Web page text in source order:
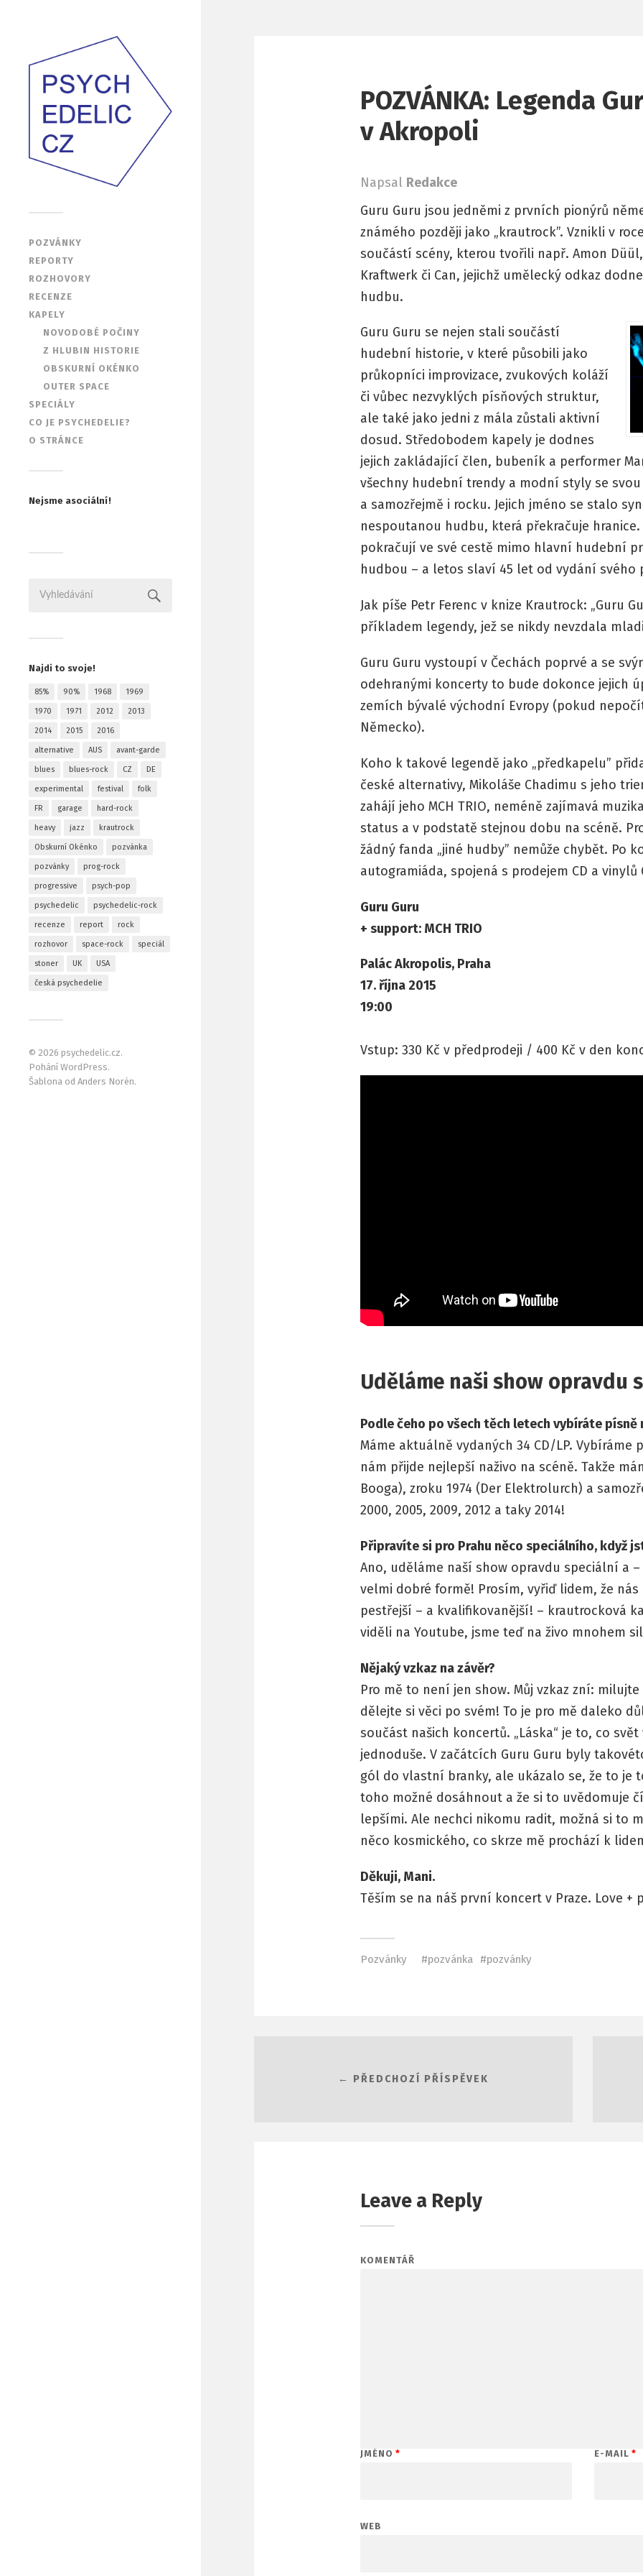
POZVÁNKY
REPORTY
ROZHOVORY
RECENZE
KAPELY
NOVODOBÉ POČINY
Z HLUBIN HISTORIE
OBSKURNÍ OKÉNKO
OUTER SPACE
SPECIÁLY
CO JE PSYCHEDELIE?
O STRÁNCE
Nejsme asociální!
Najdi to svoje!
85% 90% 1968 1969
1970 1971 2012 2013
2014 2015 2016
alternative AUS avant-garde
blues blues-rock CZ DE
experimental festival folk
FR garage hard-rock
heavy jazz krautrock
Obskurní Okénko pozvánka
pozvánky prog-rock
progressive psych-pop
psychedelic psychedelic-rock
recenze report rock
rozhovor space-rock speciál
stoner UK USA
česká psychedelie
© 2026 psychedelic.cz.
Pohání WordPress.
Šablona od Anders Norén.
POZVÁNKA: Legenda
v Akropoli
Napsal Redakce
Guru Guru jsou jedněmi z prvních pionýrů
známého později jako „krautrock”. Vznikli v
součástí scény, kterou tvořili např. Amon
Kraftwerk či Can, jejichž umělecký odkaz
hudbu.
Guru Guru se nejen stali součástí
hudební historie, v které působili jako
průkopníci improvizace, zvukových koláží
či vůbec nezvyklých písňových struktur,
ale také jako jedni z mála zůstali aktivní
dosud. Středobodem kapely je dodnes
jejich zakládající člen, bubeník a performer
všechny hudební trendy a modní styly se
a samozřejmě i rocku. Jejich jméno se stalo
nespoutanou hudbu, která překračuje
pokračují ve své cestě mimo hlavní hudební
hudbou – a letos slaví 45 let od vydání svého
Jak píše Petr Ferenc v knize Krautrock: „Guru
příkladem legendy, jež se nikdy nevzdala
Guru Guru vystoupí v Čechách poprvé a se
odehranými koncerty to bude dokonce jejich
zemích bývalé východní Evropy (pokud
Německo).
Koho k takové legendě jako „předkapelu”
české alternativy, Mikoláše Chadimu s jeho
zahájí jeho MCH TRIO, neméně zajímavá
status a v podstatě stejnou dobu na scéně.
žádný fanda „jiné hudby” nemůže chybět. Po
autogramiáda, spojená s prodejem CD a vinylů
Guru Guru
+ support: MCH TRIO
Palác Akropolis, Praha
17. října 2015
19:00
Vstup: 330 Kč v předprodeji / 400 Kč v den
Uděláme naši show opravdu
Podle čeho po všech těch letech vybíráte písně
Máme aktuálně vydaných 34 CD/LP.
nám přijde nejlepší naživo na scéně. Takže
Booga), zroku 1974 (Der Elektrolurch) a
2000, 2005, 2009, 2012 a taky 2014!
Připravíte si pro Prahu něco speciálního, když
Ano, uděláme naší show opravdu speciální a
velmi dobré formě! Prosím, vyřiď lidem, že
pestřejší – a kvalifikovanější! – krautrocková
viděli na Youtube, jsme teď na živo mnohem
Nějaký vzkaz na závěr?
Pro mě to není jen show. Můj vzkaz zní:
dělejte si věci po svém! To je pro mě daleko
součást našich koncertů. „Láska“ je to, co
jednoduše. V začátcích Guru Guru byly
gól do vlastní branky, ale ukázalo se, že to je
toho možné dosáhnout a že si to uvědomuje
lepšími. Ale nechci nikomu radit, možná si to
něco kosmického, co skrze mě prochází k
Děkuji, Mani.
Těším se na náš první koncert v Praze. Love +
Pozvánky pozvánka pozvánky
← PŘEDCHOZÍ PŘÍSPĚVEK
Leave a Reply
KOMENTÁŘ
JMÉNO * E-MAIL *
WEB